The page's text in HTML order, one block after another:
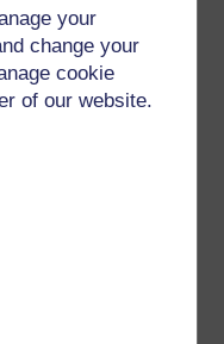
your
change your
cookie
of our website.